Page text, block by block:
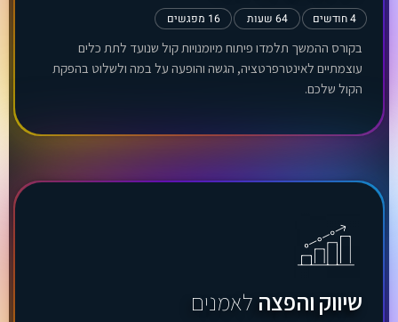
4 חודשים 64 שעות 16 מפגשים
בקורס ההמשך תלמדו פיתוח מיומנויות קול שנועד לתת כלים
עוצמתיים לאינטרפרטציה, הגשה והופעה על במה ולשלוט בהפקת
הקול שלכם.
שיווק והפצה לאמנים